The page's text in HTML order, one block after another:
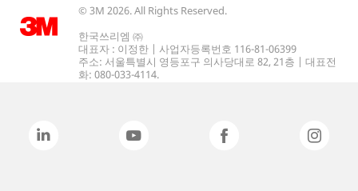
© 3M 2026. All Rights Reserved.
한국쓰리엠 ㈜
대표자 : 이정한 | 사업자등록번호 116-81-06399
주소: 서울특별시 영등포구 의사당대로 82, 21층 | 대표전
화: 080-033-4114.